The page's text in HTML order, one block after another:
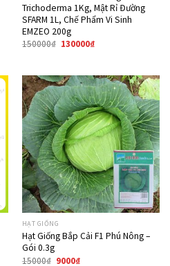
Trichoderma 1Kg, Mật Rỉ Đường
SFARM 1L, Chế Phẩm Vi Sinh
EMZEO 200g
150000₫ 130000₫
Giảm giá!
HẠT GIỐNG
Hạt Giống Bắp Cải F1 Phú Nông –
Gói 0.3g
15000₫ 9000₫